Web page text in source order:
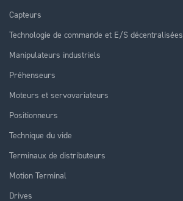
Capteurs
Technologie de commande et E/S décentralisées
Manipulateurs industriels
Préhenseurs
Moteurs et servovariateurs
Positionneurs
Technique du vide
Terminaux de distributeurs
Motion Terminal
Drives